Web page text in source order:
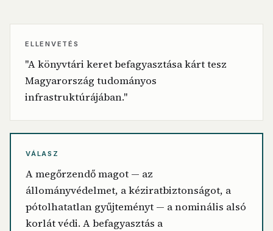
ELLENVETÉS
"A könyvtári keret befagyasztása kárt tesz
Magyarország tudományos
infrastruktúrájában."
VÁLASZ
A megőrzendő magot — az
állományvédelmet, a kéziratbiztonságot, a
pótolhatatlan gyűjteményt — a nominális alsó
korlát védi. A befagyasztás a